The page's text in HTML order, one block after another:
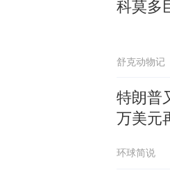
科莫多
舒克动物记
特朗普
万美元
环球简说